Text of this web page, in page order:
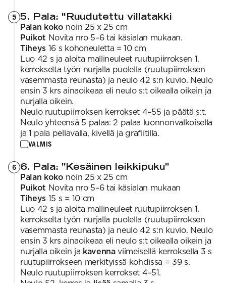
5 5. Pala: "Ruudutettu villatakki
Palan koko noin 25 x 25 cm
Puikot Novita nro 5–6 tai käsialan mukaan.
Tiheys 16 s kohoneuletta = 10 cm
Luo 42 s ja aloita mallineuleet ruutupiirroksen 1.
kerrokselta työn nurjalla puolella (ruutupiirroksen
vasemmasta reunasta) ja neulo 42 s:n kuvio. Neulo
ensin 3 krs ainaoikeaa eli neulo s:t oikealla oikein ja
nurjalla oikein.
Neulo ruutupiirroksen kerrokset 4–55 ja päätä s:t.
Neulo yhteensä 5 palaa: 2 palaa luonnonvalkoisella
ja 1 pala pellavalla, kivellä ja grafiitilla.
VALMIS
6 6. Pala: ”Kesäinen leikkipuku”
Palan koko noin 25 x 25 cm
Puikot Novita nro 5–6 tai käsialan mukaan
Tiheys 15 s = 10 cm
Luo 42 s ja aloita mallineuleet ruutupiirroksen 1.
kerrokselta työn nurjalla puolella (ruutupiirroksen
vasemmasta reunasta) ja neulo 42 s:n kuvio. Neulo
ensin 3 krs ainaoikeaa eli neulo s:t oikealla oikein ja
nurjalla oikein ja kavennaviimeisellä kerroksella 3 s
ruutupiirrokseen merkityissä kohdissa = 39 s.
Neulo ruutupiirroksen kerrokset 4–51.